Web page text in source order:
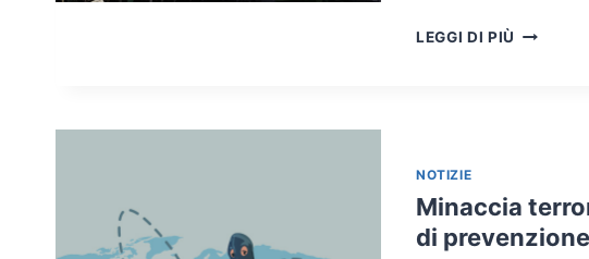
LEGGI DI PIÙ LA
DI
CRISI
NOTIZIE
Minaccia
di prevenzione